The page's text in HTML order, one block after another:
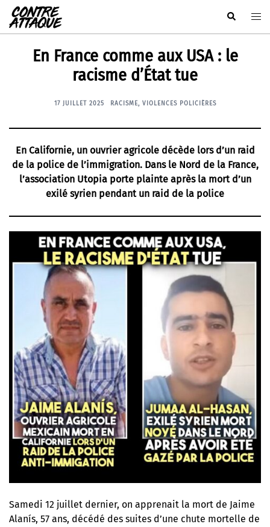
Aller
au
contenu
Rechercher
En France comme aux USA : le
racisme d’État tue
17 JUILLET 2025 RACISME, VIOLENCES POLICIÈRES
En Californie, un ouvrier agricole décède lors d’un raid
de la police de l’immigration. Dans le Nord de la France,
l’association Utopia porte plainte après la mort d’un
exilé syrien pendant un raid de la police
Samedi 12 juillet dernier, on apprenait la mort de Jaime
Alanís, 57 ans, décédé des suites d’une chute mortelle de